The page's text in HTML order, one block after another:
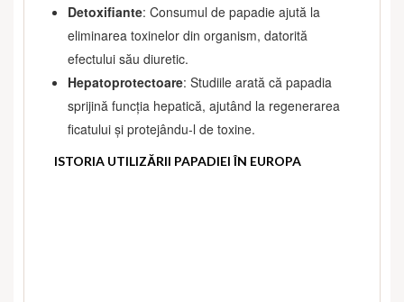
Detoxifiante: Consumul de papadie ajută la
eliminarea toxinelor din organism, datorită
efectului său diuretic.
Hepatoprotectoare: Studiile arată că papadia
sprijină funcția hepatică, ajutând la regenerarea
ficatului și protejându-l de toxine.
ISTORIA UTILIZĂRII PAPADIEI ÎN EUROPA